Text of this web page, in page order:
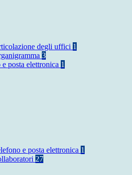
degli uffici 1
3
posta elettronica 1
e posta elettronica 1
27